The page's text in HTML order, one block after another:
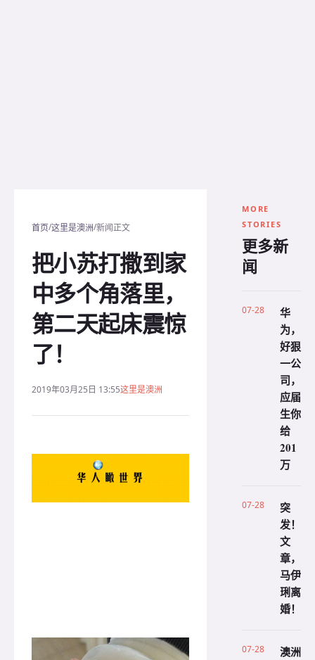
首页/这里是澳洲/新闻正文
把小苏打撒到家
中多个角落里，
第二天起床震惊
了！
2019年03月25日 13:55这里是澳洲
MORE
STORIES
更多新
闻
07-28
华
为，
好狠
一公
司，
应届
生你
给
201
万
07-28
突
发！
文
章，
马伊
琍离
婚！
07-28
澳洲